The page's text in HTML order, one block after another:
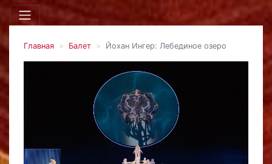
Главная Балет Йохан Ингер: Лебединое озеро